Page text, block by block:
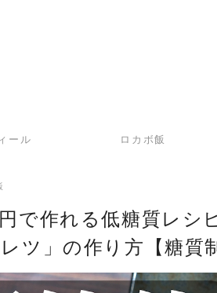
ール ロカボ飯
円で作れる低糖質レ
ツ」の作り方【糖質